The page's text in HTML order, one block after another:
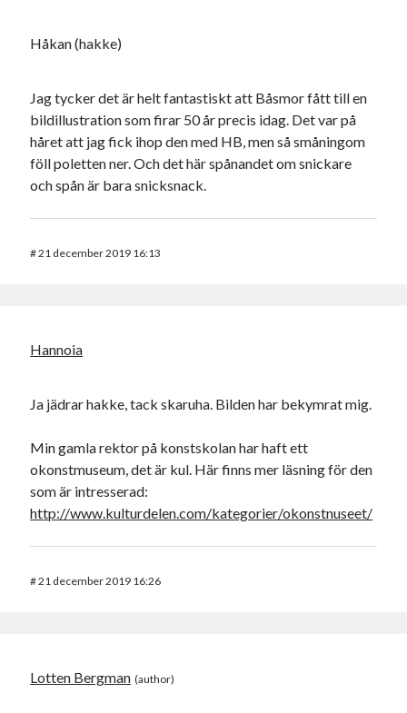
Håkan (hakke)
Jag tycker det är helt fantastiskt att Båsmor fått till en
bildillustration som firar 50 år precis idag. Det var på
håret att jag fick ihop den med HB, men så småningom
föll poletten ner. Och det här spånandet om snickare
och spån är bara snicksnack.
#21 december 2019 16:13
Hannoia
Ja jädrar hakke, tack skaruha. Bilden har bekymrat mig.
Min gamla rektor på konstskolan har haft ett
okonstmuseum, det är kul. Här finns mer läsning för den
som är intresserad:
http://www.kulturdelen.com/kategorier/okonstnuseet/
#21 december 2019 16:26
Lotten Bergman